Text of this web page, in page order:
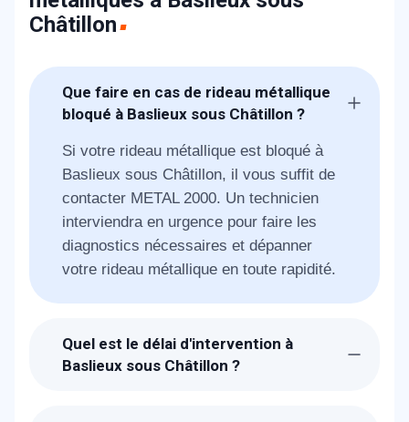
Châtillon
Que faire en cas de rideau métallique
bloqué à Baslieux sous Châtillon ?
Si votre rideau métallique est bloqué à
Baslieux sous Châtillon, il vous suffit de
contacter METAL 2000. Un technicien
interviendra en urgence pour faire les
diagnostics nécessaires et dépanner
votre rideau métallique en toute rapidité.
Quel est le délai d'intervention à
Baslieux sous Châtillon ?